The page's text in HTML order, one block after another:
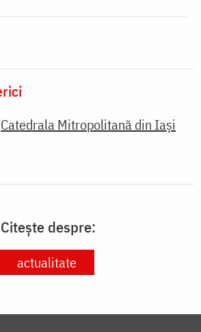
Catedrala Mitropolitană din Iaşi
Citește despre:
actualitate